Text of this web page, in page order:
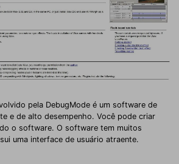
pela DebugMode é um software de
e de alto desempenho. Você pode criar
o software. O software tem muitos
uma interface de usuário atraente.